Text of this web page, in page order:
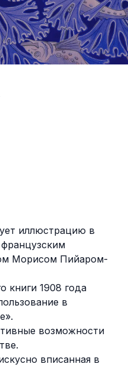
иллюстрацию в
Морисом Пийаром-
книги 1908 года
в
возможности
вписанная в